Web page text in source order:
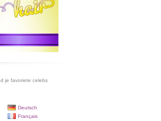
je favoriete celebs
Deutsch
Français